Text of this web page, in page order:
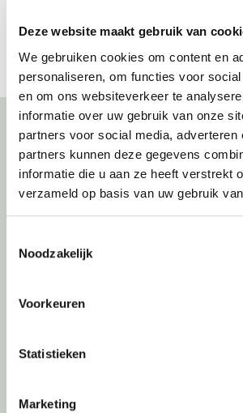
Deze website maakt gebruik van
We gebruiken cookies om content en
personaliseren, om functies voor
en om ons websiteverkeer te
informatie over uw gebruik van onze
partners voor social media, adverteren
partners kunnen deze gegevens
informatie die u aan ze heeft verstrekt
verzameld op basis van uw gebruik
Noodzakelijk
Voorkeuren
Statistieken
Marketing
Over deprojectinrichter
Als grootste onafhankelijke projectinrichter
van de beste werkomgeving zetten we ons
realiseren: de allerbeste werkomgeving. En
met het oog op nu; dankzij ons duurzame en
tweede leven kunnen geven, bijvoorbeeld.
Belangrijke categorieën